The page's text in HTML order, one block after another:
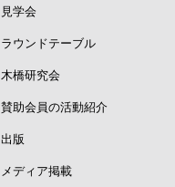
見学会
ラウンドテーブル
木橋研究会
賛助会員の活動紹介
出版
メディア掲載